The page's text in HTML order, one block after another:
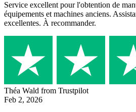
Service excellent pour l'obtention de
équipements et machines anciens.
excellentes. À recommander.
Théa Wald from Trustpilot
Feb 2, 2026